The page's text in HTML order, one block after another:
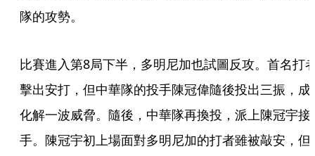
隊的攻勢。
比賽進入第8局下半，多明尼加也試圖反攻。首名打
擊出安打，但中華隊的投手陳冠偉隨後投出三振，成
化解一波威脅。隨後，中華隊再換投，派上陳冠宇接
手。陳冠宇初上場面對多明尼加的打者雖被敲安，但